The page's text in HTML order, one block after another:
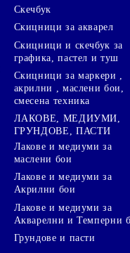
Скечбук
Скицници за акварел
Скицници и скечбук за
графика, пастел и туш
Скицници за маркери ,
акрилни , маслени бои,
смесена техника
ЛАКОВЕ, МЕДИУМИ,
ГРУНДОВЕ, ПАСТИ
Лакове и медиуми за
маслени бои
Лакове и медиуми за
Акрилни бои
Лакове и медиуми за
Акварелни и Темперни
Грундове и пасти